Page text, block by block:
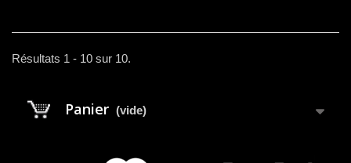
Résultats 1 - 10 sur 10.
Panier (vide)